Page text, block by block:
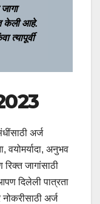
केली आहे.
त्यापूर्वी
अर्ज
अनुभव
जागांसाठी
दिलेली पात्रता
अर्ज